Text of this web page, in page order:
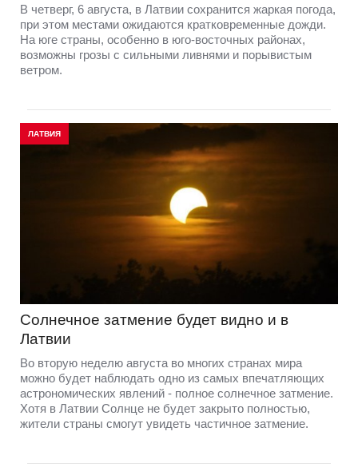
В четверг, 6 августа, в Латвии сохранится жаркая погода,
при этом местами ожидаются кратковременные дожди.
На юге страны, особенно в юго-восточных районах,
возможны грозы с сильными ливнями и порывистым
ветром.
ЛАТВИЯ
Солнечное затмение будет видно и в
Латвии
Во вторую неделю августа во многих странах мира
можно будет наблюдать одно из самых впечатляющих
астрономических явлений - полное солнечное затмение.
Хотя в Латвии Солнце не будет закрыто полностью,
жители страны смогут увидеть частичное затмение.